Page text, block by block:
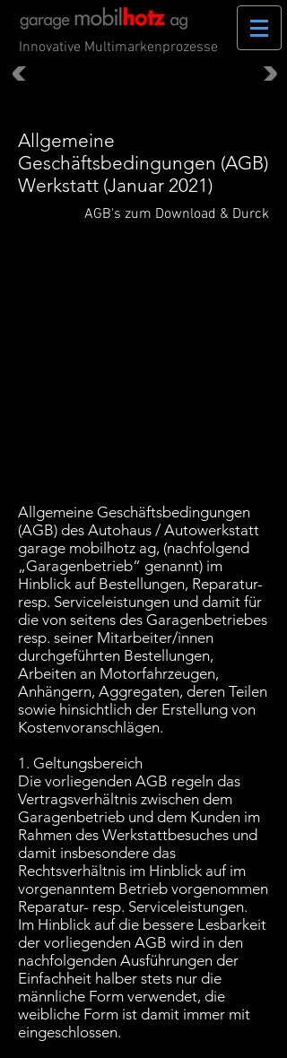
Innovative Multimarkenprozesse
Allgemeine
Geschäftsbedingungen (AGB)
Werkstatt (Januar 2021)
AGB's zum Download & Durck
Allgemeine Geschäftsbedingungen
(AGB) des Autohaus / Autowerkstatt
garage mobilhotz ag, (nachfolgend
„Garagenbetrieb“ genannt) im
Hinblick auf Bestellungen, Reparatur-
resp. Serviceleistungen und damit für
die von seitens des Garagenbetriebes
resp. seiner Mitarbeiter/innen
durchgeführten Bestellungen,
Arbeiten an Motorfahrzeugen,
Anhängern, Aggregaten, deren Teilen
sowie hinsichtlich der Erstellung von
Kostenvoranschlägen.
1. Geltungsbereich
Die vorliegenden AGB regeln das
Vertragsverhältnis zwischen dem
Garagenbetrieb und dem Kunden im
Rahmen des Werkstattbesuches und
damit insbesondere das
Rechtsverhältnis im Hinblick auf im
vorgenanntem Betrieb vorgenommen
Reparatur- resp. Serviceleistungen.
Im Hinblick auf die bessere Lesbarkeit
der vorliegenden AGB wird in den
nachfolgenden Ausführungen der
Einfachheit halber stets nur die
männliche Form verwendet, die
weibliche Form ist damit immer mit
eingeschlossen.